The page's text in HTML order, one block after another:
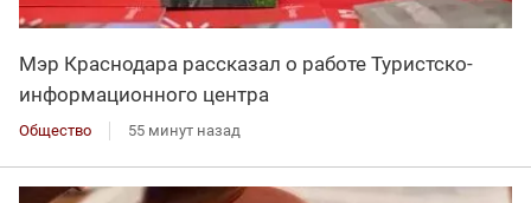
Мэр Краснодара рассказал о работе Туристско-
информационного центра
Общество 55 минут назад